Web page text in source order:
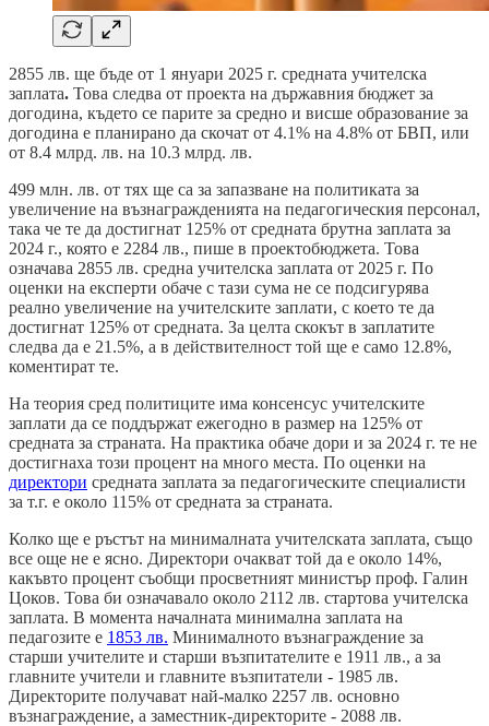
2855 лв. ще бъде от 1 януари 2025 г. средната учителска
заплата. Това следва от проекта на държавния бюджет за
догодина, където се парите за средно и висше образование за
догодина е планирано да скочат от 4.1% на 4.8% от БВП, или
от 8.4 млрд. лв. на 10.3 млрд. лв.
499 млн. лв. от тях ще са за запазване на политиката за
увеличение на възнагражденията на педагогическия персонал,
така че те да достигнат 125% от средната брутна заплата за
2024 г., която е 2284 лв., пише в проектобюджета. Това
означава 2855 лв. средна учителска заплата от 2025 г. По
оценки на експерти обаче с тази сума не се подсигурява
реално увеличение на учителските заплати, с което те да
достигнат 125% от средната. За целта скокът в заплатите
следва да е 21.5%, а в действителност той ще е само 12.8%,
коментират те.
На теория сред политиците има консенсус учителските
заплати да се поддържат ежегодно в размер на 125% от
средната за страната. На практика обаче дори и за 2024 г. те не
достигнаха този процент на много места. По оценки на
директори средната заплата за педагогическите специалисти
за т.г. е около 115% от средната за страната.
Колко ще е ръстът на минималната учителската заплата, също
все още не е ясно. Директори очакват той да е около 14%,
какъвто процент съобщи просветният министър проф. Галин
Цоков. Това би означавало около 2112 лв. стартова учителска
заплата. В момента началната минимална заплата на
педагозите е 1853 лв. Минималното възнаграждение за
старши учителите и старши възпитателите е 1911 лв., а за
главните учители и главните възпитатели - 1985 лв.
Директорите получават най-малко 2257 лв. основно
възнаграждение, а заместник-директорите - 2088 лв.